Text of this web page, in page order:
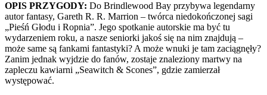
OPIS PRZYGODY: Do Brindlewood Bay przybywa legendarny
autor fantasy, Gareth R. R. Marrion – twórca niedokończonej sagi
„Pieśń Głodu i Ropnia”. Jego spotkanie autorskie ma być tu
wydarzeniem roku, a nasze seniorki jakoś się na nim znajdują –
może same są fankami fantastyki? A może wnuki je tam zaciągnęły?
Zanim jednak wyjdzie do fanów, zostaje znaleziony martwy na
zapleczu kawiarni „Seawitch & Scones”, gdzie zamierzał
występować.